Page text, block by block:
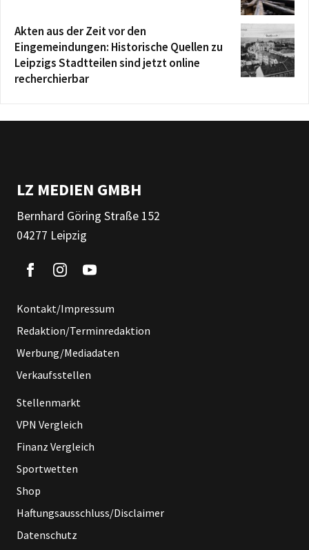
Akten aus der Zeit vor den
Eingemeindungen: Historische Quellen zu
Leipzigs Stadtteilen sind jetzt online
recherchierbar
LZ MEDIEN GMBH
Bernhard Göring Straße 152
04277 Leipzig
Kontakt/Impressum
Redaktion/Terminredaktion
Werbung/Mediadaten
Verkaufsstellen
Stellenmarkt
VPN Vergleich
Finanz Vergleich
Sportwetten
Shop
Haftungsausschluss/Disclaimer
Datenschutz